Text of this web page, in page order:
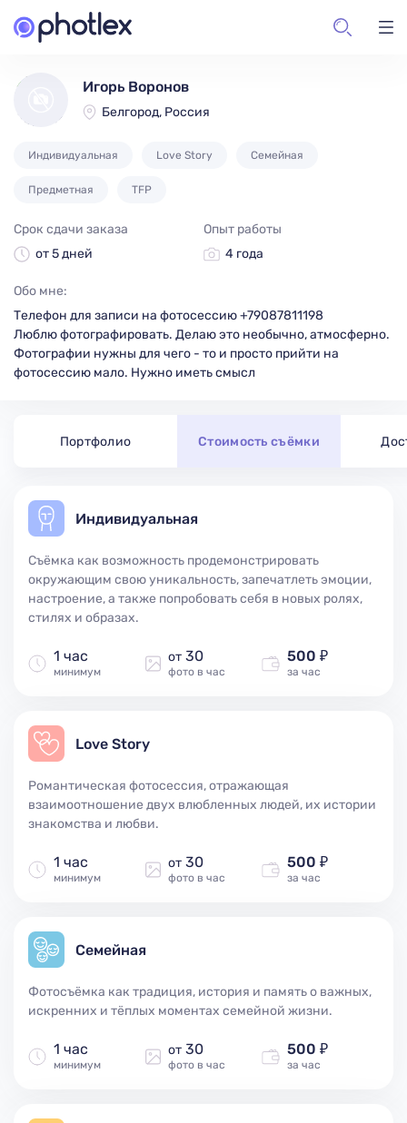
Игорь Воронов
Белгород, Россия
Индивидуальная Love Story Семейная
Предметная TFP
Обо мне:
Телефон для записи на фотосессию +79087811198
Люблю фотографировать. Делаю это необычно, атмосферно.
Фотографии нужны для чего - то и просто прийти на
Срок сдачи заказа
от 5 дней
Опыт работы
4 года
Портфолио Стоимость съёмки
Индивидуальная
Съёмка как возможность продемонстрировать
окружающим свою уникальность, запечатлеть эмоции,
настроение, а также попробовать себя в новых ролях,
стилях и образах.
1 час
минимум
от30
фото в час
500 ₽
за час
Love Story
Романтическая фотосессия, отражающая
взаимоотношение двух влюбленных людей, их истории
знакомства и любви.
1 час
минимум
от30
фото в час
500 ₽
за час
Семейная
Фотосъёмка как традиция, история и память о важных,
искренних и тёплых моментах семейной жизни.
1 час
минимум
от30
фото в час
500 ₽
за час